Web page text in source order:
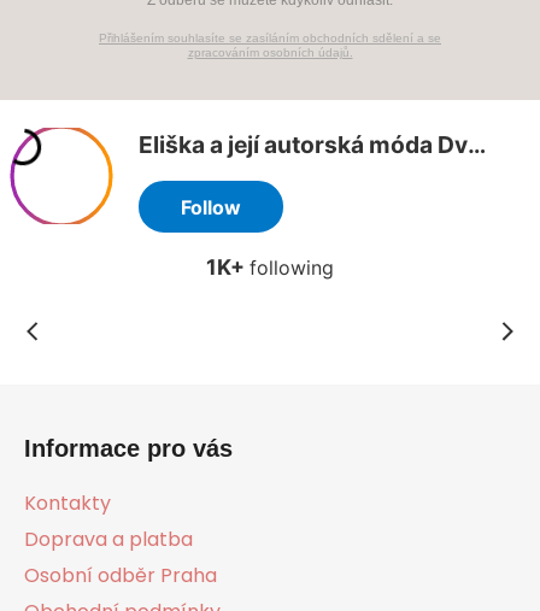
Přihlášením souhlasíte se zasíláním obchodních sdělení a se
zpracováním osobních údajů.
Informace pro vás
Kontakty
Doprava a platba
Osobní odběr Praha